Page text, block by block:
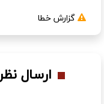
گزارش خطا
ارسال نظر